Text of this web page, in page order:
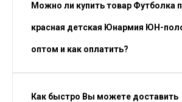
Можно ли купить товар Футболка
красная детская Юнармия ЮН-
оптом и как оплатить?
Как быстро Вы можете доставить